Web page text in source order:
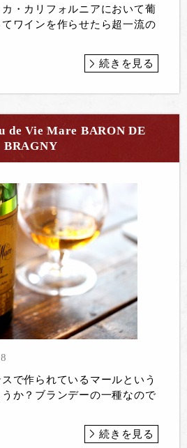
・カリフォルニアにおいて葡
ワインを作らせたら超一流の
続きを見る
de Vie Mare BARON DE
BRAGNY
で作られているマールという
か？ブランデーの一種なので
続きを見る